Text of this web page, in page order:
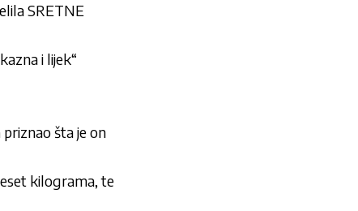
SRETNE
i lijek“
šta je on
kilograma, te